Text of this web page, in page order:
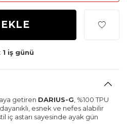
1 iş günü
getiren DARIUS-G , %100 TPU
esnek ve nefes alabilir
iç astarı sayesinde ayak gün